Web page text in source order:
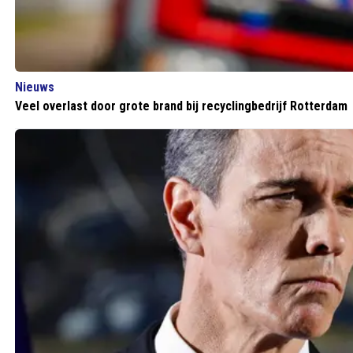
Nieuws
Veel overlast door grote brand bij recyclingbedrijf Rotterdam